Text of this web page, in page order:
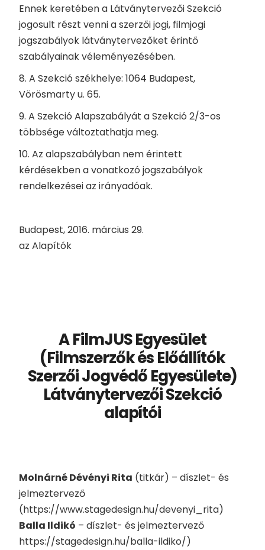
Ennek keretében a Látványtervezői Szekció
jogosult részt venni a szerzői jogi, filmjogi
jogszabályok látványtervezőket érintő
szabályainak véleményezésében.
8. A Szekció székhelye: 1064 Budapest,
Vörösmarty u. 65.
9. A Szekció Alapszabályát a Szekció 2/3-os
többsége változtathatja meg.
10. Az alapszabályban nem érintett
kérdésekben a vonatkozó jogszabályok
rendelkezései az irányadóak.
Budapest, 2016. március 29.
az Alapítók
A FilmJUS Egyesület
(Filmszerzők és Előállítók
Szerzői Jogvédő Egyesülete)
Látványtervezői Szekció
alapítói
Molnárné Dévényi Rita (titkár) – díszlet- és
jelmeztervező
(https://www.stagedesign.hu/devenyi_rita)
Balla Ildikó – díszlet- és jelmeztervező
https://stagedesign.hu/balla-ildiko/)